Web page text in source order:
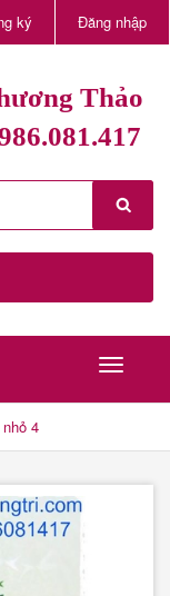
ký Đăng nhập
Thảo
4